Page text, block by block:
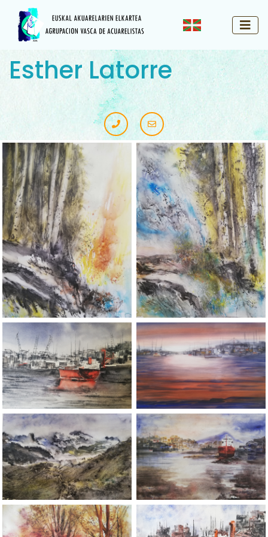
Esther Latorre